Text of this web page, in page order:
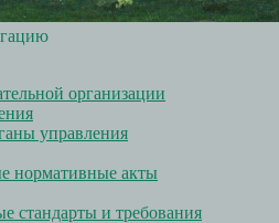
организации
управления
нормативные акты
стандарты и требования